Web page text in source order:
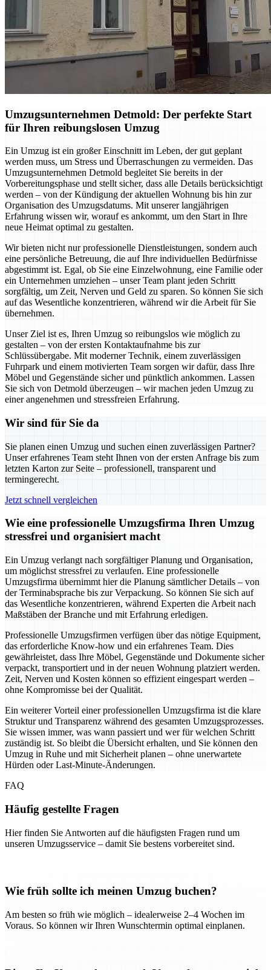
Umzugsunternehmen Detmold: Der perfekte Start
für Ihren reibungslosen Umzug
Ein Umzug ist ein großer Einschnitt im Leben, der gut geplant
werden muss, um Stress und Überraschungen zu vermeiden. Das
Umzugsunternehmen Detmold begleitet Sie bereits in der
Vorbereitungsphase und stellt sicher, dass alle Details berücksichtigt
werden – von der Kündigung der aktuellen Wohnung bis hin zur
Organisation des Umzugsdatums. Mit unserer langjährigen
Erfahrung wissen wir, worauf es ankommt, um den Start in Ihre
neue Heimat optimal zu gestalten.
Wir bieten nicht nur professionelle Dienstleistungen, sondern auch
eine persönliche Betreuung, die auf Ihre individuellen Bedürfnisse
abgestimmt ist. Egal, ob Sie eine Einzelwohnung, eine Familie oder
ein Unternehmen umziehen – unser Team plant jeden Schritt
sorgfältig, um Zeit, Nerven und Geld zu sparen. So können Sie sich
auf das Wesentliche konzentrieren, während wir die Arbeit für Sie
übernehmen.
Unser Ziel ist es, Ihren Umzug so reibungslos wie möglich zu
gestalten – von der ersten Kontaktaufnahme bis zur
Schlüssübergabe. Mit moderner Technik, einem zuverlässigen
Fuhrpark und einem motivierten Team sorgen wir dafür, dass Ihre
Möbel und Gegenstände sicher und pünktlich ankommen. Lassen
Sie sich von Detmold überzeugen – wir machen jeden Umzug zu
einer angenehmen und stressfreien Erfahrung.
Wir sind für Sie da
Sie planen einen Umzug und suchen einen zuverlässigen Partner?
Unser erfahrenes Team steht Ihnen von der ersten Anfrage bis zum
letzten Karton zur Seite – professionell, transparent und
termingerecht.
Jetzt schnell vergleichen
Wie eine professionelle Umzugsfirma Ihren Umzug
stressfrei und organisiert macht
Ein Umzug verlangt nach sorgfältiger Planung und Organisation,
um möglichst stressfrei zu verlaufen. Eine professionelle
Umzugsfirma übernimmt hier die Planung sämtlicher Details – von
der Terminabsprache bis zur Verpackung. So können Sie sich auf
das Wesentliche konzentrieren, während Experten die Arbeit nach
Maßstäben der Branche und mit Erfahrung erledigen.
Professionelle Umzugsfirmen verfügen über das nötige Equipment,
das erforderliche Know-how und ein erfahrenes Team. Dies
gewährleistet, dass Ihre Möbel, Gegenstände und Dokumente sicher
verpackt, transportiert und in der neuen Wohnung platziert werden.
Zeit, Nerven und Kosten können so effizient eingespart werden –
ohne Kompromisse bei der Qualität.
Ein weiterer Vorteil einer professionellen Umzugsfirma ist die klare
Struktur und Transparenz während des gesamten Umzugsprozesses.
Sie wissen immer, was wann passiert und wer für welchen Schritt
zuständig ist. So bleibt die Übersicht erhalten, und Sie können den
Umzug in Ruhe und mit Sicherheit planen – ohne unerwartete
Hürden oder Last-Minute-Änderungen.
FAQ
Häufig gestellte Fragen
Hier finden Sie Antworten auf die häufigsten Fragen rund um
unseren Umzugsservice – damit Sie bestens vorbereitet sind.
Wie früh sollte ich meinen Umzug buchen?
Am besten so früh wie möglich – idealerweise 2–4 Wochen im
Voraus. So können wir Ihren Wunschtermin optimal einplanen.